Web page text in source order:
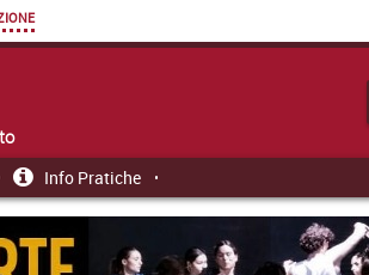
Info Pratiche